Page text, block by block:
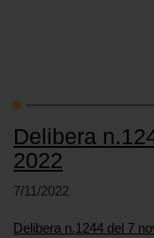
Delibera
2022
7/11/2022
Delibera n.1244 del 7